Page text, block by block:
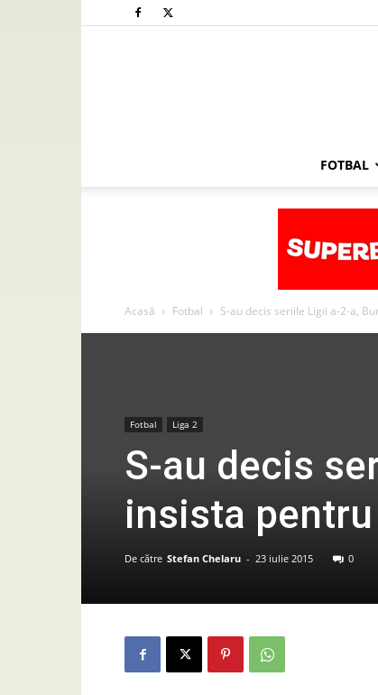
FOTBAL
Acasă Fotbal S-au decis seriile Ligii a-2-a,
Fotbal Liga 2
S-au decis
insista
De către Stefan Chelaru - 23 iulie 2015 0